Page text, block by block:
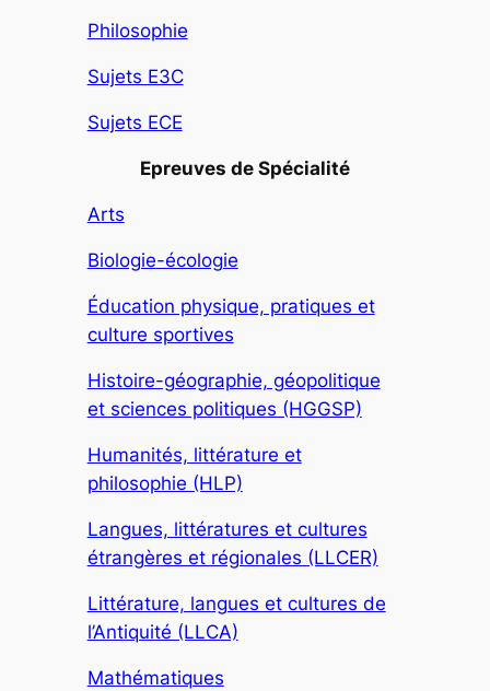
Philosophie
Sujets E3C
Sujets ECE
Epreuves de Spécialité
Arts
Biologie-écologie
Éducation physique, pratiques et
culture sportives
Histoire-géographie, géopolitique
et sciences politiques (HGGSP)
Humanités, littérature et
philosophie (HLP)
Langues, littératures et cultures
étrangères et régionales (LLCER)
Littérature, langues et cultures de
l’Antiquité (LLCA)
Mathématiques